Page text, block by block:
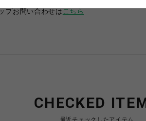
プお問い合わせは こちら
CHECKED
最近チェックしたアイテム